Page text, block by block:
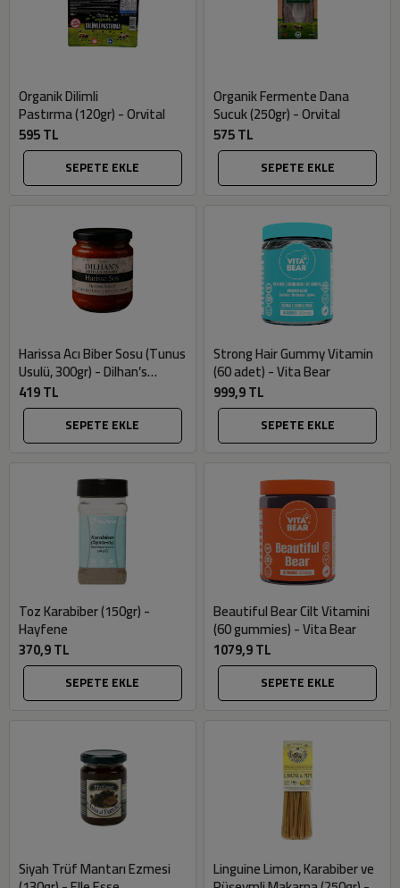
Organik Dilimli
Pastırma (120gr) - Orvital
595 TL
SEPETE EKLE
Organik Fermente Dana
Sucuk (250gr) - Orvital
575 TL
SEPETE EKLE
Harissa Acı Biber Sosu (Tunus
Usulü, 300gr) - Dilhan’s
Artisan Pantry
419 TL
SEPETE EKLE
Strong Hair Gummy Vitamin
(60 adet) - Vita Bear
999,9 TL
SEPETE EKLE
Toz Karabiber (150gr) -
Hayfene
370,9 TL
SEPETE EKLE
Beautiful Bear Cilt Vitamini
(60 gummies) - Vita Bear
1079,9 TL
SEPETE EKLE
Siyah Trüf Mantarı Ezmesi Linguine Limon, Karabiber ve